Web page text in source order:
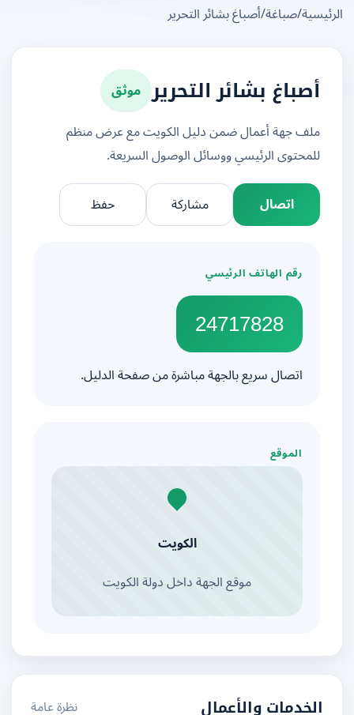
/صباغة/أصباغ بشائر التحرير
أصباغ بشائر التحرير
موثق
ملف جهة أعمال ضمن دليل الكويت مع عرض منظم
للمحتوى الرئيسي ووسائل الوصول السريعة.
اتصال
مشاركة
رقم الهاتف الرئيسي
24717828
اتصال سريع بالجهة مباشرة من صفحة الدليل.
الموقع
الكويت
موقع الجهة داخل دولة الكويت
الخدمات والأعمال نظرة عامة